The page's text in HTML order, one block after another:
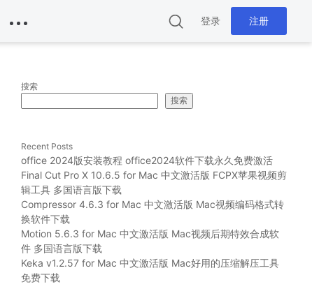
登录 注册
搜索
搜索
Recent Posts
office 2024版安装教程 office2024软件下载永久免费激活
Final Cut Pro X 10.6.5 for Mac 中文激活版 FCPX苹果视频剪
辑工具 多国语言版下载
Compressor 4.6.3 for Mac 中文激活版 Mac视频编码格式转
换软件下载
Motion 5.6.3 for Mac 中文激活版 Mac视频后期特效合成软
件 多国语言版下载
Keka v1.2.57 for Mac 中文激活版 Mac好用的压缩解压工具
免费下载